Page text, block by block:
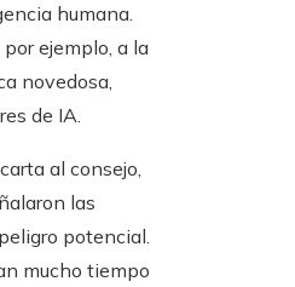
humana.
ejemplo, a la
novedosa,
de IA.
al consejo,
las
potencial.
mucho tiempo